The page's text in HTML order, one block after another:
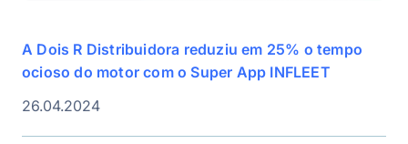
A Dois R Distribuidora reduziu em 25% o tempo
ocioso do motor com o Super App INFLEET
26.04.2024